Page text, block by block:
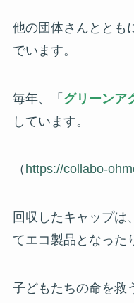
他の団体さんととも
でいます。
毎年、「 グリーンア
しています。
（ https://collabo-
回収したキャップは
てエコ製品となった
子どもたちの命を救